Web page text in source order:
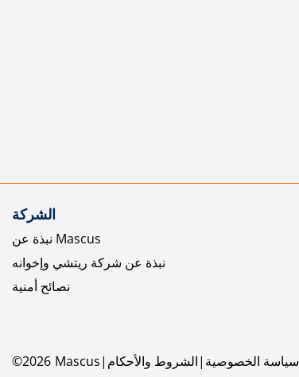
الشركة
نبذة عن Mascus
نبذة عن شركة ريتشي وإخوانه
نصائح أمنية
©2026 Mascus الشروط والأحكام سياسة الخصوصية